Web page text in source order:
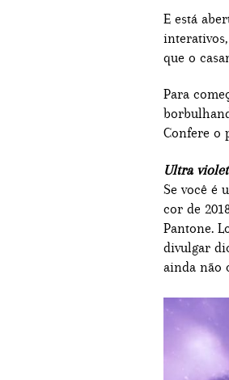
E está
que o
Para
Confere o
Ultra
Se você é
cor de
Pantone.
divulgar
ainda não